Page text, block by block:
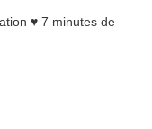
♥ 7 minutes de